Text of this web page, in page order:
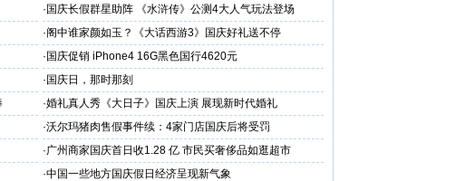
· 国庆长假群星助阵 《水浒传》公测4大人气玩法登场
·阁中谁家颜如玉？《大话西游3》国庆好礼送不停
· 国庆促销 iPhone4 16G黑色国行4620元
· 国庆日，那时那刻
·婚礼真人秀《大日子》国庆上演 展现新时代婚礼
·沃尔玛猪肉售假事件续：4家门店国庆后将受罚
·广州商家国庆首日收1.28 亿 市民买奢侈品如逛超市
·中国一些地方国庆假日经济呈现新气象